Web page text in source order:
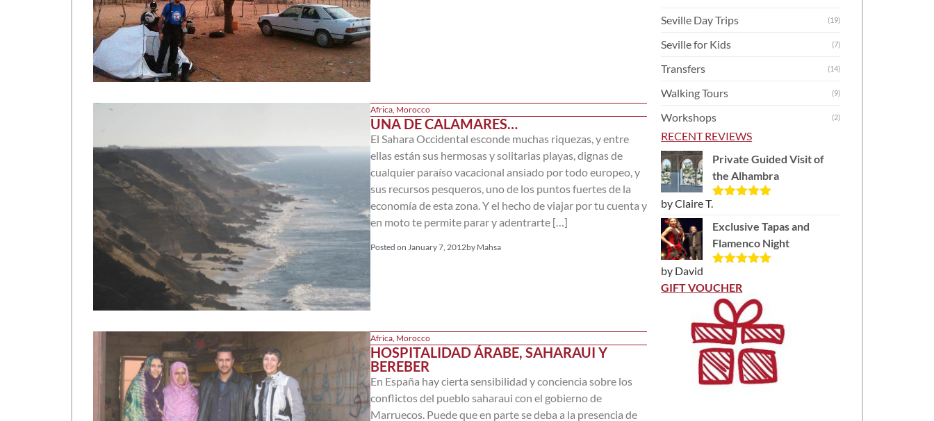
Africa, Morocco
UNA DE CALAMARES…
El Sahara Occidental esconde muchas riquezas, y entre
ellas están sus hermosas y solitarias playas, dignas de
cualquier paraíso vacacional ansiado por todo europeo, y
sus recursos pesqueros, uno de los puntos fuertes de la
economía de esta zona. Y el hecho de viajar por tu cuenta y
en moto te permite parar y adentrarte […]
Posted on January 7, 2012byMahsa
Africa, Morocco
HOSPITALIDAD ÁRABE, SAHARAUI Y
BEREBER
En España hay cierta sensibilidad y conciencia sobre los
conflictos del pueblo saharaui con el gobierno de
Marruecos. Puede que en parte se deba a la presencia de
Seville Day Trips (19)
Seville for Kids (7)
Transfers (14)
Walking Tours (9)
Workshops (2)
RECENT REVIEWS
Private Guided Visit of
the Alhambra
Rated
by Claire T.
Exclusive Tapas and
Flamenco Night
of 5
by David
GIFT VOUCHER